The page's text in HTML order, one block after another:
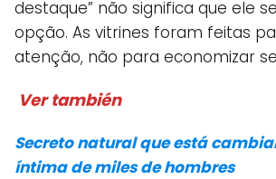
destaque” não significa que ele
opção. As vitrines foram feitas
atenção, não para economizar
Ver también
Secreto natural que está
íntima de miles de hombres